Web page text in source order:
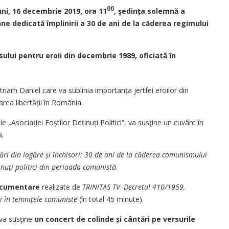
16 decembrie 2019, ora 1100, şedința solemnă a
dedicată împlinirii a 30 de ani de la căderea regimului
pentru eroii din decembrie 1989, oficiată în
Daniel care va sublinia importanța jertfei eroilor din
libertății în România.
„Asociației Foștilor Deținuți Politici”, va susţine un cuvânt în
ări din lagăre și închisori: 30 de ani de la căderea comunismului
ți politici din perioada comunistă.
realizate de TRINITAS TV: Decretul 410/1959,
în temnițele comuniste (în total 45 minute).
susţine un concert de colinde și cântări pe versurile